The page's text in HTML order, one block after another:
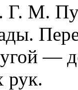
Г. М.
—
рук.